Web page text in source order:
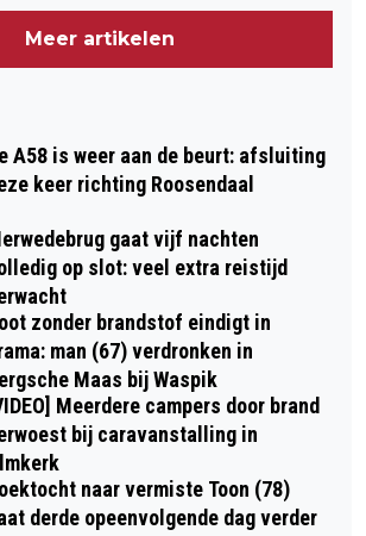
Meer artikelen
A58 is weer aan de beurt: afsluiting
keer richting Roosendaal
gaat vijf nachten
op slot: veel extra reistijd
zonder brandstof eindigt in
man (67) verdronken in
Maas bij Waspik
Meerdere campers door brand
bij caravanstalling in
naar vermiste Toon (78)
derde opeenvolgende dag verder